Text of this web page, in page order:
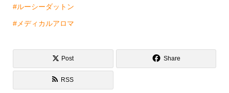
#ルーシーダットン
#メディカルアロマ
Post Share
RSS